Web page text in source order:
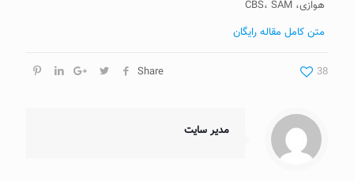
هوازی، CBS، SAM
متن کامل مقاله رایگان
Share 38
مدیر سایت